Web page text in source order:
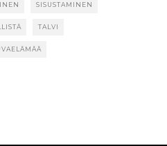
SISUSTAMINEN
TALVI